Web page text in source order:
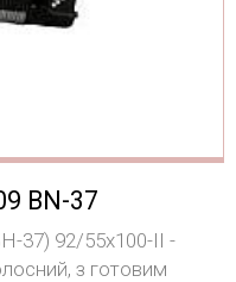
BN-37
37) 92/55х100-II -
з готовим